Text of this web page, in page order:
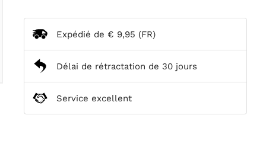
Expédié de € 9,95 (FR)
Délai de rétractation de 30 jours
Service excellent